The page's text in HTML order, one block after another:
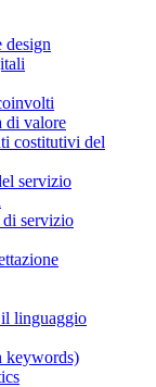
design
di valore
costitutivi del
servizio
di servizio
il linguaggio
keywords)